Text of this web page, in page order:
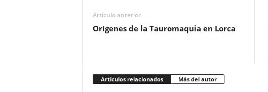
Artículo anterior
Orígenes de la Tauromaquia en Lorca
Artículos relacionados Más del autor